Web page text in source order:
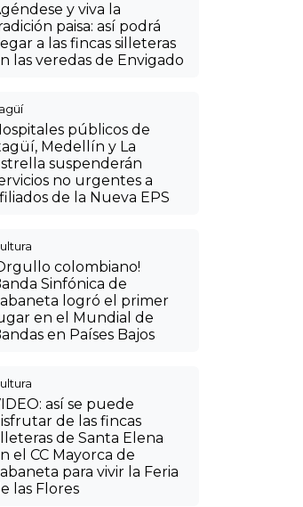
y viva la
paisa: así podrá
llegar a las fincas silleteras
las veredas de Envigado
públicos de
Medellín y La
suspenderán
no urgentes a
de la Nueva EPS
colombiano!
Sinfónica de
logró el primer
en el Mundial de
en Países Bajos
así se puede
de las fincas
de Santa Elena
el CC Mayorca de
para vivir la Feria
las Flores